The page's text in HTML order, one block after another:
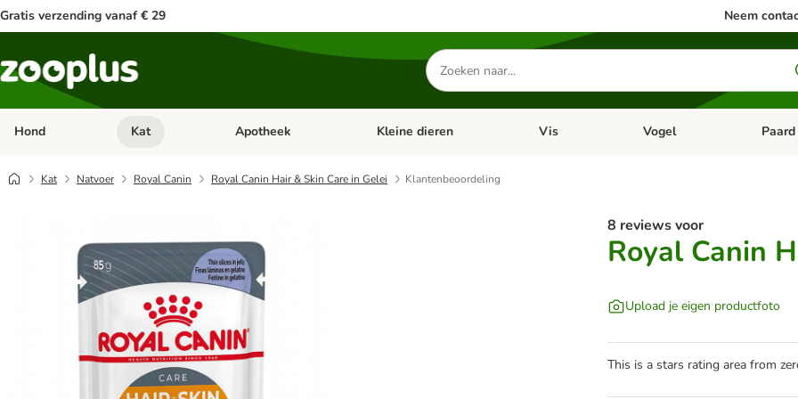
Gratis verzending vanaf € 29 Neem
Zoeken
naar
producten
Hond Open categorie menu: Hond
Kat Open categorie menu: Kat
Apotheek Open categorie menu: Apotheek
Kleine dieren Open categorie menu: Kleine dieren
Vis Open categorie menu: Vis
Vogel Open
Paard
Kat Natvoer Royal Canin Royal Canin Hair & Skin Care in Gelei Klantenbeoordeling
8 reviews voor
Royal Canin
Upload je eigen productfoto
This is a stars rating area from